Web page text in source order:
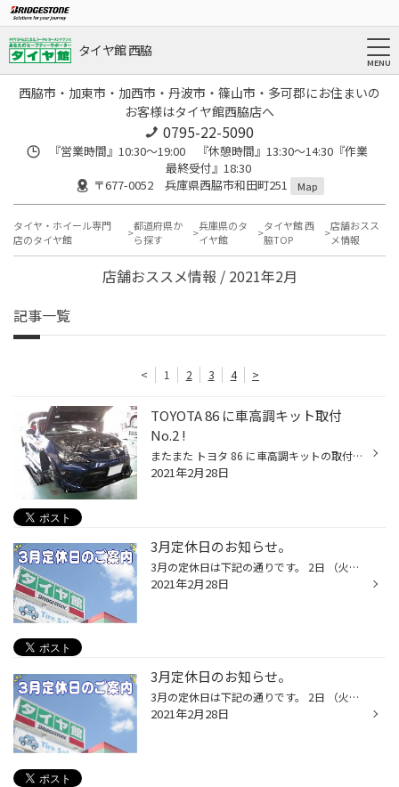
タイヤ館 西脇
西脇市・加東市・加西市・丹波市・篠山市・多可郡にお住まいの
お客様はタイヤ館西脇店へ
0795-22-5090
『営業時間』10:30～19:00 『休憩時間』13:30～14:30『作業
最終受付』18:30
〒677-0052 兵庫県西脇市和田町251
Map
タイヤ・ホイール専門
店のタイヤ館
都道府県か
ら探す
兵庫県のタ
イヤ館
タイヤ館 西
脇TOP
店舗おスス
メ情報
店舗おススメ情報 / 2021年2月
記事一覧
< 1 2 3 4 >
TOYOTA 86 に車高調キット取付
No.2 !
またまた トヨタ 86 に車高調キットの取付です！ 今回はマイナーチェンジ後のモデルですね！ 装着する車高調キットも 先日と同じ『 TEIN フレックス Z 』です！！ 前回と変わり映えしない画像ですが そしてもちろん今回もアライメント調整を実施致しました。 画像は取り忘れました・・・ ローダウン...
2021年2月28日
3月定休日のお知らせ。
3月の定休日は下記の通りです。 2日 （火曜日）定休日 9日 （火曜日）定休日 10日 (水曜日)定休日 16日 （火曜日）定休日 23日 （火曜日）定休日 30日（火曜日）定休日 営業時間 AM 10:30 ~ PM 7:00 以上ご不便お掛け致しますが、ご来店時はご注意下さいね！ タイヤ館 西脇 電話. 0795-22-5090 ま...
2021年2月28日
3月定休日のお知らせ。
3月の定休日は下記の通りです。 2日 （火曜日）定休日 9日 （火曜日）定休日 10日 (水曜日)定休日 16日 （火曜日）定休日 23日 （火曜日）定休日 30日（火曜日）定休日 営業時間 AM 10:30 ~ PM 7:00 以上ご不便お掛け致しますが、ご来店時はご注意下さいね！ タイヤ館 西脇 電話. 0795-22-5090 ま...
2021年2月28日